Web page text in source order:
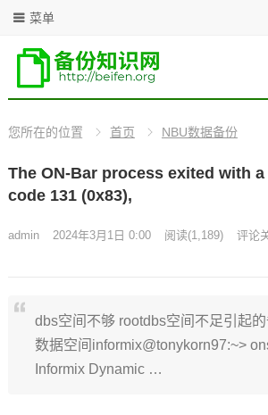
菜单
您所在的位置 首页 NBU数据备份
The ON-Bar process exited with
code 131 (0x83),
admin 2024年3月1日 0:00 阅读(1,189) 评论
dbs空间不够 rootdbs空间不足引起
数据空间informix@tonykorn97:~>
Informix Dynamic …